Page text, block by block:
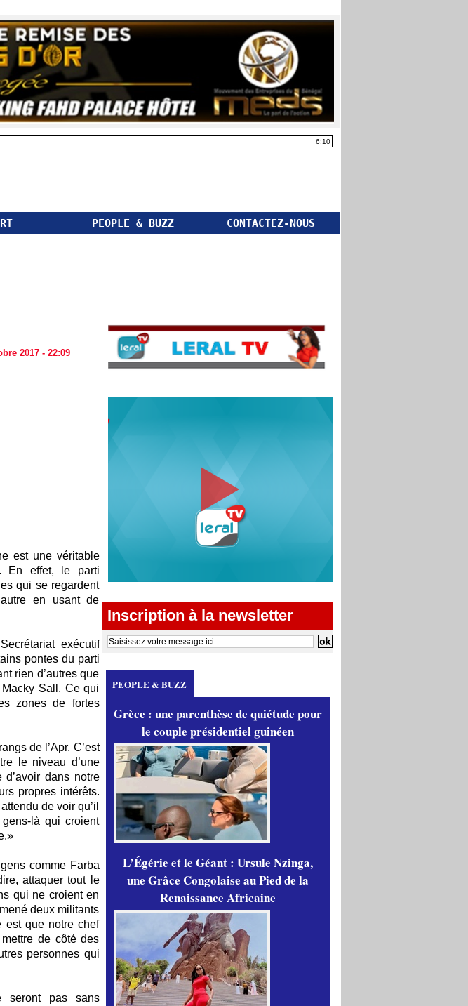
6:10
PEOPLE & BUZZ CONTACTEZ-NOUS
2017 - 22:09
est une véritable
En effet, le parti
qui se regardent
en usant de
exécutif
pontes du parti
rien d’autres que
Sall. Ce qui
zones de fortes
de l’Apr. C’est
le niveau d’une
dans notre
propres intérêts.
de voir qu’il
là qui croient
comme Farba
attaquer tout le
qui ne croient en
deux militants
est que notre chef
de côté des
personnes qui
seront pas sans
Inscription à la newsletter
PEOPLE & BUZZ
Grèce : une parenthèse de quiétude pour
le couple présidentiel guinéen
L’Égérie et le Géant : Ursule Nzinga,
une Grâce Congolaise au Pied de la
Renaissance Africaine